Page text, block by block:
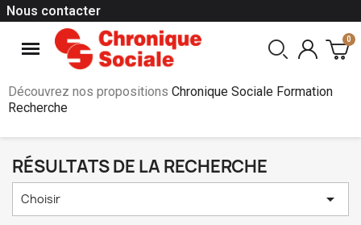
Nous contacter
Découvrez nos propositions Chronique Sociale Formation
Recherche
RÉSULTATS DE LA RECHERCHE
Choisir 